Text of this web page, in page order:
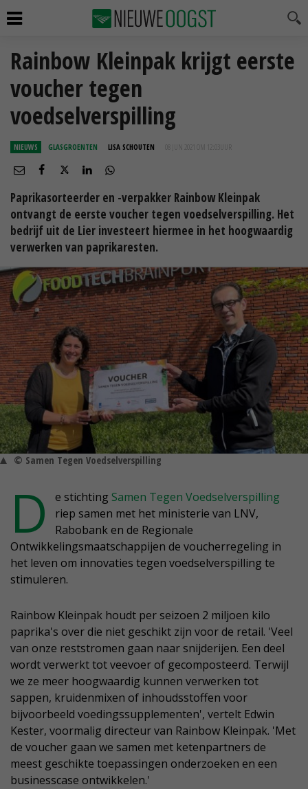
Rainbow Kleinpak krijgt eerste
voucher tegen
voedselverspilling
NIEUWS GLASGROENTEN LISA SCHOUTEN 08 JUN 2021 OM 12:03
Paprikasorteerder en -verpakker Rainbow Kleinpak
ontvangt de eerste voucher tegen voedselverspilling. Het
bedrijf uit de Lier investeert hiermee in het hoogwaardig
verwerken van paprikaresten.
© Samen Tegen Voedselverspilling
D e stichting Samen Tegen Voedselverspilling
riep samen met het ministerie van LNV,
Rabobank en de Regionale
Ontwikkelingsmaatschappijen de voucherregeling in
het leven om innovaties tegen voedselverspilling te
stimuleren.
Rainbow Kleinpak houdt per seizoen 2 miljoen kilo
paprika's over die niet geschikt zijn voor de retail. 'Veel
van onze reststromen gaan naar snijderijen. Een deel
wordt verwerkt tot veevoer of gecomposteerd. Terwijl
we ze meer hoogwaardig kunnen verwerken tot
sappen, kruidenmixen of inhoudsstoffen voor
bijvoorbeeld voedingssupplementen', vertelt Edwin
Kester, voormalig directeur van Rainbow Kleinpak. 'Met
de voucher gaan we samen met ketenpartners de
meest geschikte toepassingen onderzoeken en een
businesscase ontwikkelen.'